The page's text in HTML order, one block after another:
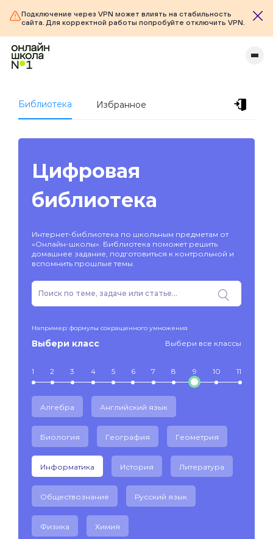
Подключение через VPN может влиять на стабильность
сайта. Для корректной работы попробуйте отключить VPN.
Библиотека Избранное
Цифровая
библиотека
Интернет-библиотека по школьным предметам от
«Онлайн-школы». Библиотека поможет решить
домашнее задание, подготовиться к контрольной и
вспомнить прошлые темы.
Например: формулы сокращенного умножения
Выбери класс Выбери все классы
1 2 3 4 5 6 7 8 9 10 11
Алгебра Английский язык
Биология География Геометрия
Информатика История Литература
Обществознание Русский язык
Физика Химия